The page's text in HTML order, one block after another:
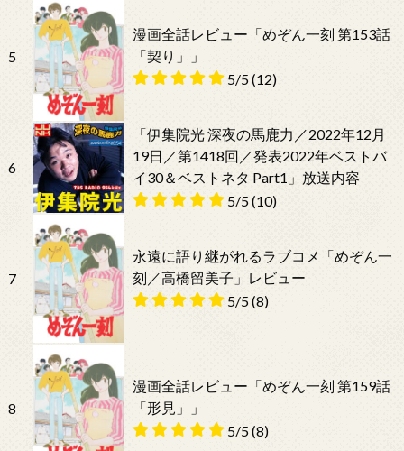
5
漫画全話レビュー「めぞん一刻 第153話
「契り」」
5/5(12)
6
「伊集院光 深夜の馬鹿力／2022年12月
19日／第1418回／発表2022年ベストバ
イ30＆ベストネタ Part1」放送内容
5/5(10)
7
永遠に語り継がれるラブコメ「めぞん一
刻／高橋留美子」レビュー
5/5(8)
8
漫画全話レビュー「めぞん一刻 第159話
「形見」」
5/5(8)